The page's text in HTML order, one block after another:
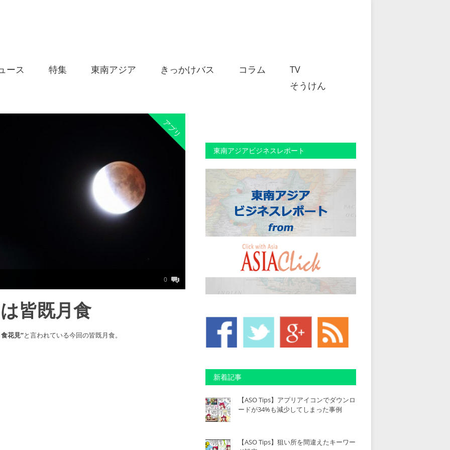
ース 特集 東南アジア きっかけバス コラム
TV
そうけん
アプリ
0
皆既月食
花見”と言われている今回の皆既月食。
東南アジアビジネスレポート
新着記事
【ASO Tips】アプリアイコンでダウンロ
ードが34%も減少してしまった事例
【ASO Tips】狙い所を間違えたキーワー